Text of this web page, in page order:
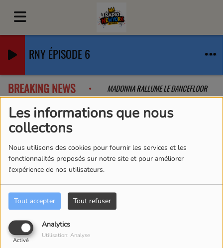
Les informations que nous
collectons
Nous utilisons des cookies pour fournir les services et les
fonctionnalités proposés sur notre site et pour améliorer
l'expérience de nos utilisateurs.
Tout accepter Tout refuser
Analytics
Activé
Utilisation: Analyse
RNY ÉPISODE 6
BREAKING NEWS
QUE L'ON A PAS VU VENIR MADONNA RALLUME LE DANCEFLOOR